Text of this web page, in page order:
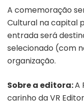
A comemoração
Cultural na capital
entrada será
selecionado (com
organização.
Sobre a editora:A
carinho da VR